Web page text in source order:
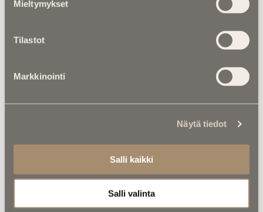
Mieltymykset
Tilastot
Markkinointi
Näytä tiedot
Salli kaikki
Salli valinta